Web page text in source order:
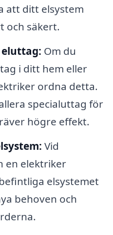
att ditt elsystem
och säkert.
Om du
i ditt hem eller
ordna detta.
specialuttag för
högre effekt.
Vid
en elektriker
elsystemet
behoven och